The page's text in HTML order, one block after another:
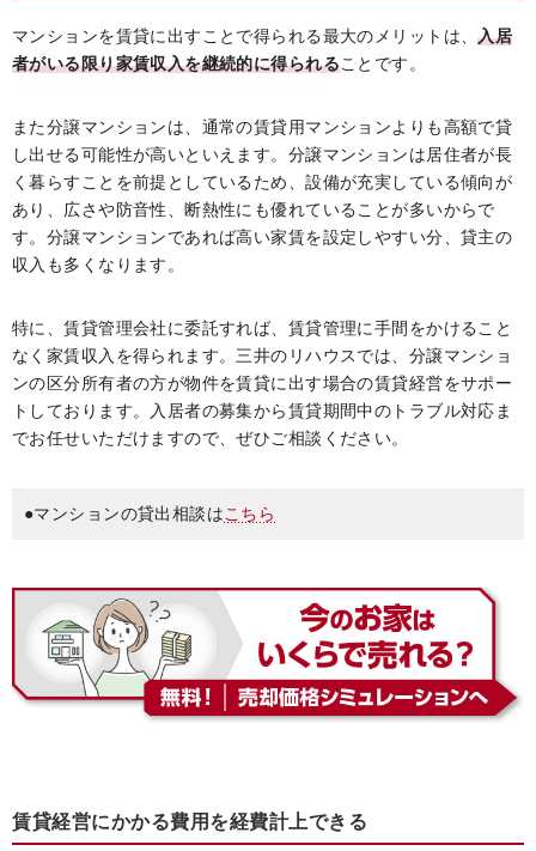
マンションを賃貸に出すことで得られる最大のメリットは、入居
者がいる限り家賃収入を継続的に得られることです。
また分譲マンションは、通常の賃貸用マンションよりも高額で貸
し出せる可能性が高いといえます。分譲マンションは居住者が長
く暮らすことを前提としているため、設備が充実している傾向が
あり、広さや防音性、断熱性にも優れていることが多いからで
す。分譲マンションであれば高い家賃を設定しやすい分、貸主の
収入も多くなります。
特に、賃貸管理会社に委託すれば、賃貸管理に手間をかけること
なく家賃収入を得られます。三井のリハウスでは、分譲マンショ
ンの区分所有者の方が物件を賃貸に出す場合の賃貸経営をサポー
トしております。入居者の募集から賃貸期間中のトラブル対応ま
でお任せいただけますので、ぜひご相談ください。
●マンションの貸出相談はこちら
賃貸経営にかかる費用を経費計上できる